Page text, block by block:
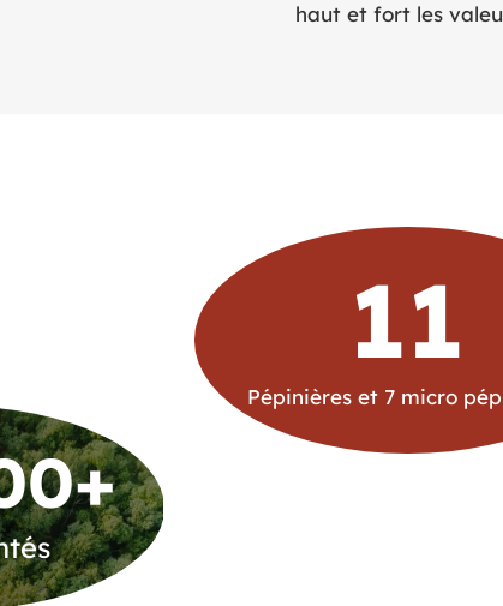
haut et fort les
+
11
Pépinières et 7 micro